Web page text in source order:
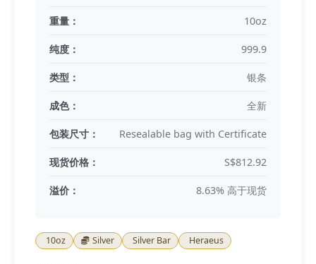
重量： 10oz
纯度： 999.9
类型： 银条
成色： 全新
包装尺寸： Resealable bag with Certificate
现货价格： S$812.92
溢价： 8.63% 高于现货
10oz Silver Silver Bar Heraeus